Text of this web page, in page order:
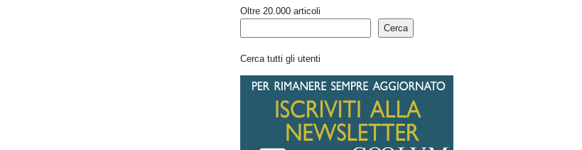
Oltre 20.000 articoli
Cerca
Cerca tutti gli utenti